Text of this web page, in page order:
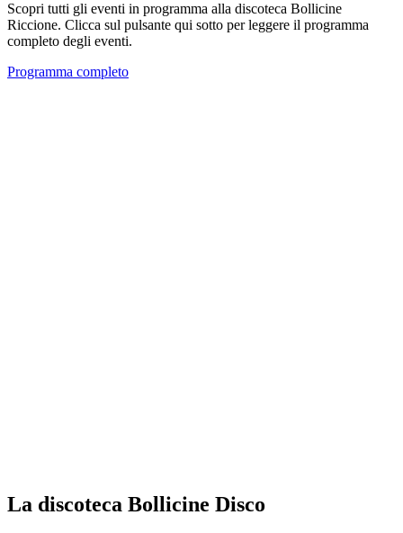
Scopri tutti gli eventi in programma alla discoteca Bollicine
Riccione. Clicca sul pulsante qui sotto per leggere il programma
completo degli eventi.
Programma completo
La discoteca Bollicine Disco